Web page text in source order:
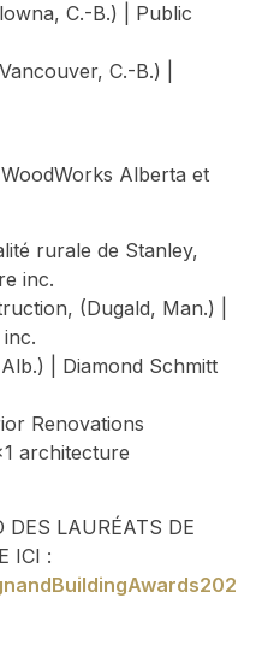
C.-B.) | Public
C.-B.) |
Alberta et
rurale de Stanley,
inc.
(Dugald, Man.) |
| Diamond Schmitt
Renovations
architecture
DES LAURÉATS DE
ICI :